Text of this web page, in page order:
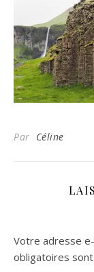
Par Céline
Votre adresse
obligatoires